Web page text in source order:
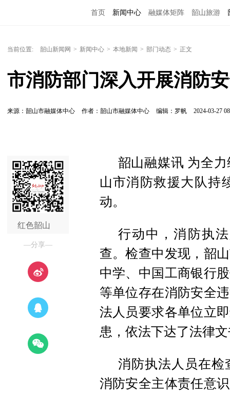
首页 新闻中心 融媒体矩阵 韶山旅游
当前位置: 韶山新闻网 > 新闻中心 > 本地新闻 > 部门动态 > 正文
市消防部门深入开展消防
来源：韶山市融媒体中心 作者：韶山市融媒体中心 编辑：罗帆 2024-03-27
红色韶山
—分享—
韶山融媒讯 为全
山市消防救援大队持
动。
行动中，消防执
查。检查中发现，韶
中学、中国工商银行
等单位存在消防安全
法人员要求各单位立
患，依法下达了法律
消防执法人员在检
消防安全主体责任意